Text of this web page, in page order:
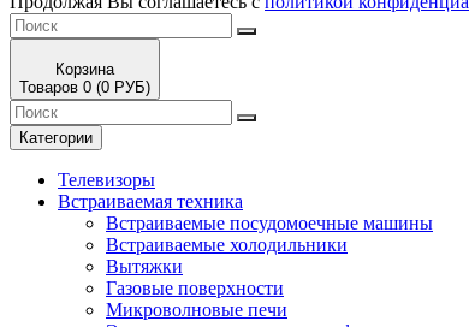
Корзина
Товаров 0 (0 РУБ)
Категории
Телевизоры
Встраиваемая техника
Встраиваемые посудомоечные машины
Встраиваемые холодильники
Вытяжки
Газовые поверхности
Микроволновые печи